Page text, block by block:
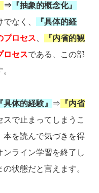
⇒ 『抽象的概念化』
なく、
『具体的経
プロセス
『内省的観
ロセスである、この部
『具体的経験』 ⇒ 『内省
スで止まってしまうこ
本を読んで気づきを得
ライン学習を終了し
状態だと言えます。